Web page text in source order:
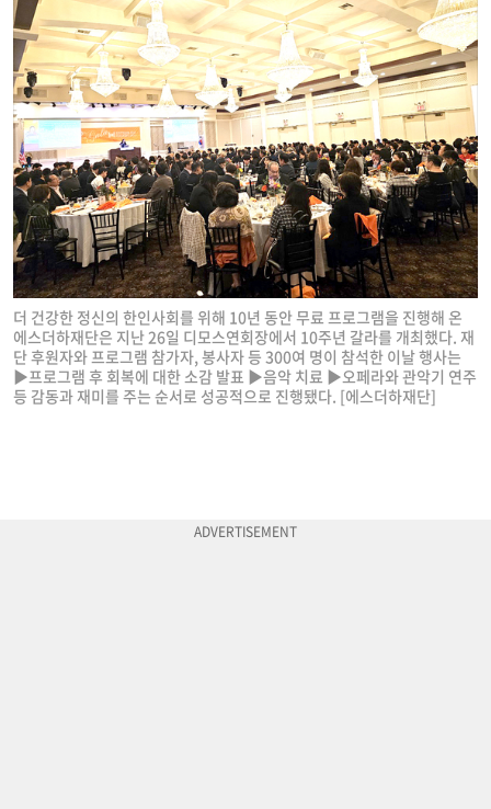
더 건강한 정신의 한인사회를 위해 10년 동안 무료 프로그램을 진행해 온
에스더하재단은 지난 26일 디모스연회장에서 10주년 갈라를 개최했다. 재
단 후원자와 프로그램 참가자, 봉사자 등 300여 명이 참석한 이날 행사는
▶프로그램 후 회복에 대한 소감 발표 ▶음악 치료 ▶오페라와 관악기 연주
등 감동과 재미를 주는 순서로 성공적으로 진행됐다. [에스더하재단]